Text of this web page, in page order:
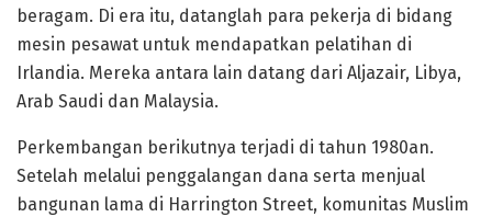
beragam. Di era itu, datanglah para pekerja di bidang
mesin pesawat untuk mendapatkan pelatihan di
Irlandia. Mereka antara lain datang dari Aljazair, Libya,
Arab Saudi dan Malaysia.
Perkembangan berikutnya terjadi di tahun 1980an.
Setelah melalui penggalangan dana serta menjual
bangunan lama di Harrington Street, komunitas Muslim